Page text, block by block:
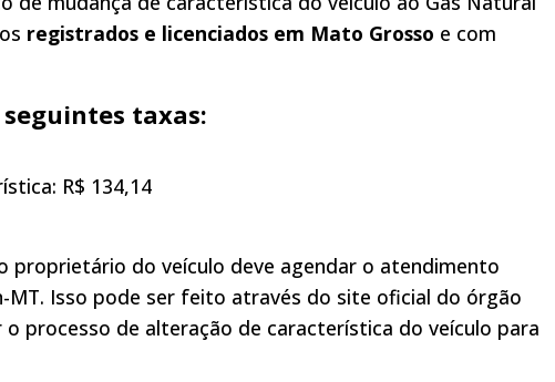
registrados e licenciados em Mato Grosso e com
taxas:
R$ 134,14
proprietário do veículo deve agendar o atendimento
MT. Isso pode ser feito através do site oficial do órgão
o processo de alteração de característica do veículo para